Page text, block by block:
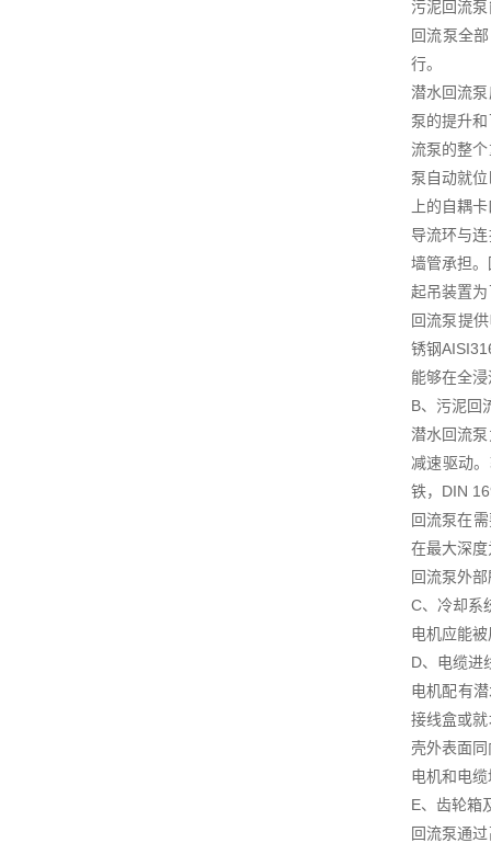
污泥回流
回流泵全
行。
潜水回流
泵的提升
流泵的整
泵自动就
上的自耦
导流环与
墙管承担
起吊装置
回流泵提
锈钢
能够在全
B、污泥回
潜水回流
减速驱动
铁，DIN
回流泵在
在最大深
回流泵外
C、冷却系
电机应能
D、电缆进
电机配有
接线盒或
壳外表面
电机和电
E、齿轮箱
回流泵通